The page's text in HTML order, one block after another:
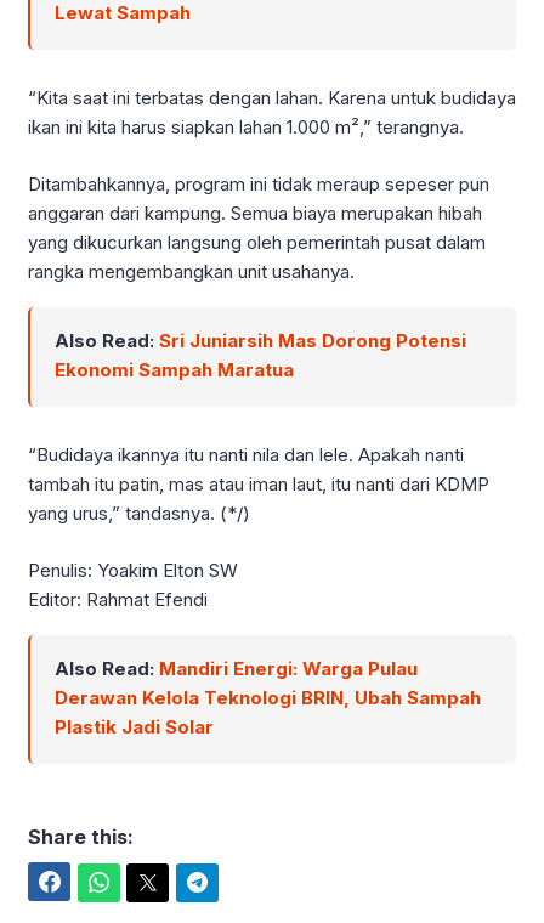
Lewat Sampah
“Kita saat ini terbatas dengan lahan. Karena untuk budidaya
ikan ini kita harus siapkan lahan 1.000 m²,” terangnya.
Ditambahkannya, program ini tidak meraup sepeser pun
anggaran dari kampung. Semua biaya merupakan hibah
yang dikucurkan langsung oleh pemerintah pusat dalam
rangka mengembangkan unit usahanya.
Also Read: Sri Juniarsih Mas Dorong Potensi
Ekonomi Sampah Maratua
“Budidaya ikannya itu nanti nila dan lele. Apakah nanti
tambah itu patin, mas atau iman laut, itu nanti dari KDMP
yang urus,” tandasnya. (*/)
Penulis: Yoakim Elton SW
Editor: Rahmat Efendi
Also Read: Mandiri Energi: Warga Pulau
Derawan Kelola Teknologi BRIN, Ubah Sampah
Plastik Jadi Solar
Share this: